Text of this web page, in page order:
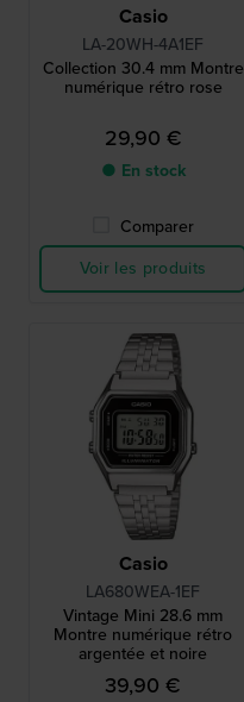
Casio
LA-20WH-4A1EF
Collection 30.4 mm Montre
numérique rétro rose
29,90 €
● En stock
Comparer
Voir les produits
Casio
LA680WEA-1EF
Vintage Mini 28.6 mm
Montre numérique rétro
argentée et noire
39,90 €